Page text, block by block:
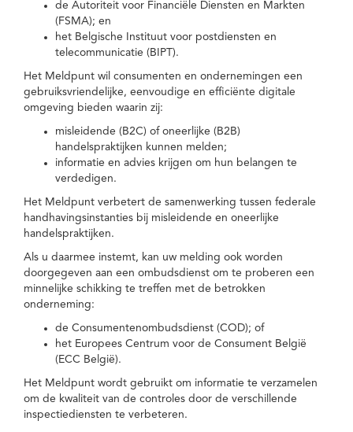
de Autoriteit voor Financiële Diensten en Markten
(FSMA); en
het Belgische Instituut voor postdiensten en
telecommunicatie (BIPT).
Het Meldpunt wil consumenten en ondernemingen een
gebruiksvriendelijke, eenvoudige en efficiënte digitale
omgeving bieden waarin zij:
misleidende (B2C) of oneerlijke (B2B)
handelspraktijken kunnen melden;
informatie en advies krijgen om hun belangen te
verdedigen.
Het Meldpunt verbetert de samenwerking tussen federale
handhavingsinstanties bij misleidende en oneerlijke
handelspraktijken.
Als u daarmee instemt, kan uw melding ook worden
doorgegeven aan een ombudsdienst om te proberen een
minnelijke schikking te treffen met de betrokken
onderneming:
de Consumentenombudsdienst (COD); of
het Europees Centrum voor de Consument België
(ECC België).
Het Meldpunt wordt gebruikt om informatie te verzamelen
om de kwaliteit van de controles door de verschillende
inspectiediensten te verbeteren.